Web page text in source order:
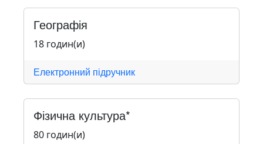
Географія
18 годин(и)
Електронний підручник
Фізична культура*
80 годин(и)